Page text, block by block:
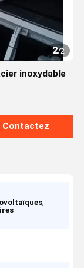
2/2
inoxydable
Contactez
,